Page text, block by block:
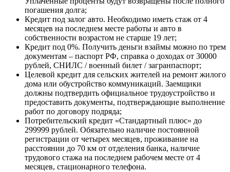
погашения долга;
Кредит под залог авто. Необходимо иметь стаж от 4
месяцев на последнем месте работы и авто в
собственности возрастом не старше 19 лет;
Кредит под 0%. Получить деньги взаймы можно по трем
документам – паспорт РФ, справка о доходах от 30000
рублей, СНИЛС / военный билет / загранпаспорт;
Целевой кредит для сельских жителей на ремонт жилого
дома или обустройство коммуникаций. Заемщики
должны подтвердить официальное трудоустройство и
предоставить документы, подтверждающие выполнение
работ по договору подряда;
Потребительский кредит «Стандартный плюс» до
299999 рублей. Обязательно наличие постоянной
регистрации от четырех месяцев, проживание на
расстоянии до 70 км от отделения банка, наличие
трудового стажа на последнем рабочем месте от 4
месяцев, стационарного телефона.